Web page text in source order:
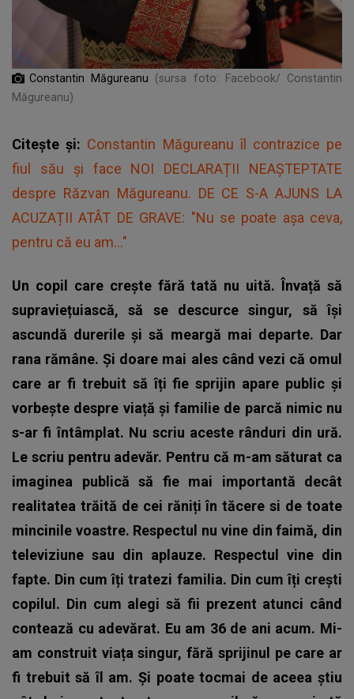
Constantin Măgureanu
(sursa foto: Facebook/ Constantin
Măgureanu)
Citește și: Constantin Măgureanu îl contrazice pe
fiul său și face NOI DECLARAȚII NEAȘTEPTATE
despre Răzvan Măgureanu. DE CE S-A AJUNS LA
ACUZAȚII ATÂT DE GRAVE: "Nu se poate așa ceva,
pentru că eu am..."
Un copil care crește fără tată nu uită. Învață să
supraviețuiască, să se descurce singur, să își
ascundă durerile și să meargă mai departe. Dar
rana rămâne. Și doare mai ales când vezi că omul
care ar fi trebuit să îți fie sprijin apare public și
vorbește despre viață și familie de parcă nimic nu
s-ar fi întâmplat. Nu scriu aceste rânduri din ură.
Le scriu pentru adevăr. Pentru că m-am săturat ca
imaginea publică să fie mai importantă decât
realitatea trăită de cei răniți în tăcere si de toate
mincinile voastre. Respectul nu vine din faimă, din
televiziune sau din aplauze. Respectul vine din
fapte. Din cum îți tratezi familia. Din cum îți crești
copilul. Din cum alegi să fii prezent atunci când
contează cu adevărat. Eu am 36 de ani acum. Mi-
am construit viața singur, fără sprijinul pe care ar
fi trebuit să îl am. Și poate tocmai de aceea știu